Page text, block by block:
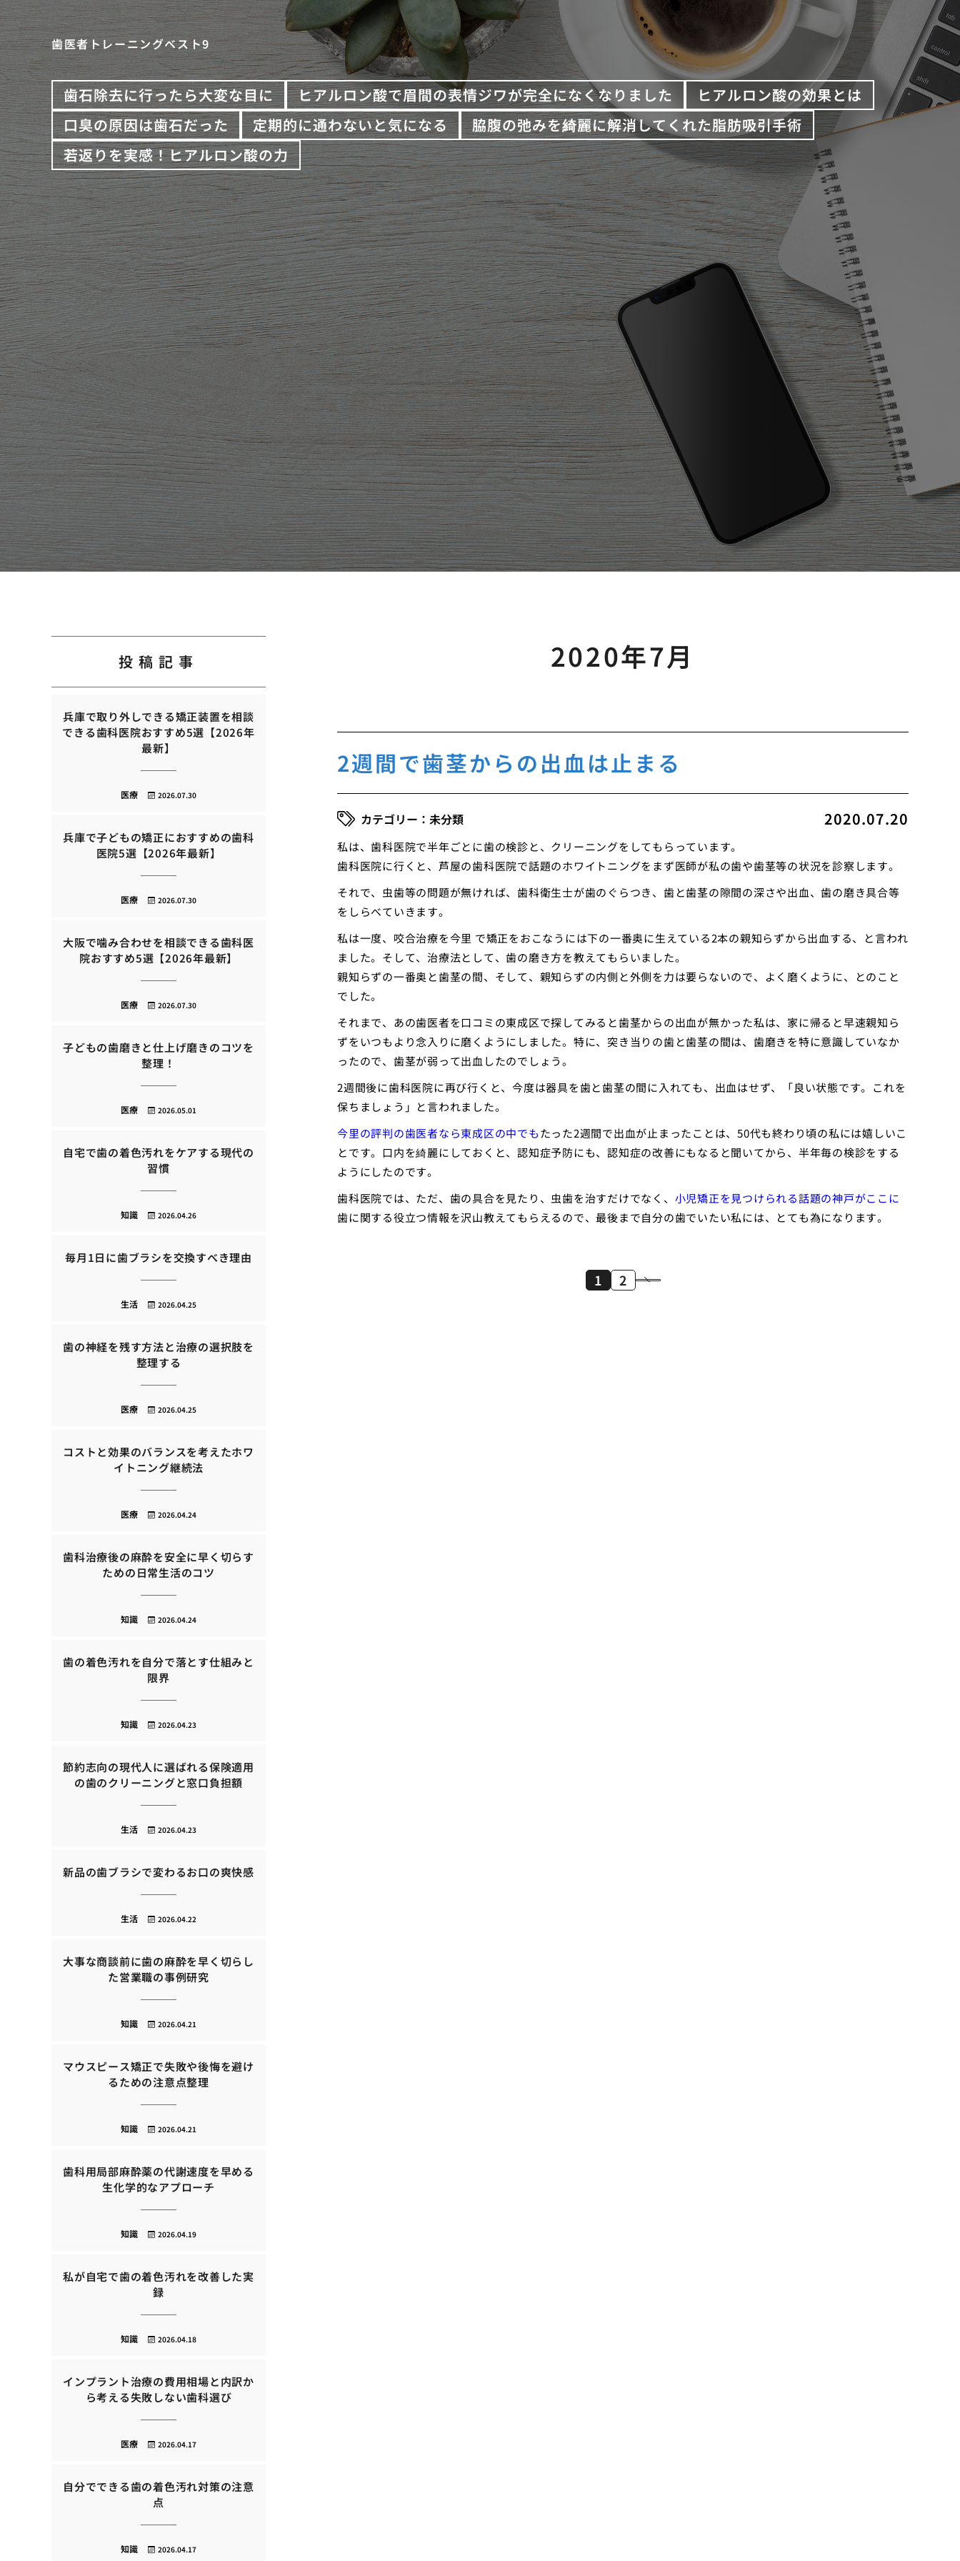
歯医者トレーニングベスト9
歯石除去に行ったら大変な目に ヒアルロン酸で眉間の表情ジワが完全になくなりました
ヒアルロン酸の効果とは
口臭の原因は歯石だった
定期的に通わないと気になる
脇腹の弛みを綺麗に解消してくれた脂肪吸引手術
若返りを実感！ヒアルロン酸の力
2020年7月
2週間で歯茎からの出血は止まる
2020.07.20
未分類
私は、歯科医院で半年ごとに歯の検診と、クリーニングをしてもらっています。
歯科医院に行くと、芦屋の歯科医院で話題のホワイトニングをまず医師が私の歯や歯茎等の状況を診察します。
それで、虫歯等の問題が無ければ、歯科衛生士が歯のぐらつき、歯と歯茎の隙間の深さや出血、歯の磨き具合等
をしらべていきます。
私は一度、咬合治療を今里 で矯正をおこなうには下の一番奥に生えている2本の親知らずから出血する、と言われ
ました。そして、治療法として、歯の磨き方を教えてもらいました。
親知らずの一番奥と歯茎の間、そして、親知らずの内側と外側を力は要らないので、よく磨くように、とのこと
でした。
それまで、あの歯医者を口コミの東成区で探してみると歯茎からの出血が無かった私は、家に帰ると早速親知ら
ずをいつもより念入りに磨くようにしました。特に、突き当りの歯と歯茎の間は、歯磨きを特に意識していなか
ったので、歯茎が弱って出血したのでしょう。
2週間後に歯科医院に再び行くと、今度は器具を歯と歯茎の間に入れても、出血はせず、「良い状態です。これを
保ちましょう」と言われました。
今里の評判の歯医者なら東成区の中でもたった2週間で出血が止まったことは、50代も終わり頃の私には嬉しいこ
とです。口内を綺麗にしておくと、認知症予防にも、認知症の改善にもなると聞いてから、半年毎の検診をする
ようにしたのです。
歯科医院では、ただ、歯の具合を見たり、虫歯を治すだけでなく、 小児矯正を見つけられる話題の神戸がここに
歯に関する役立つ情報を沢山教えてもらえるので、最後まで自分の歯でいたい私には、とても為になります。
1 2
投稿記事
兵庫で取り外しできる矯正装置を相談
できる歯科医院おすすめ5選【2026年
最新】
2026.07.30
医療
兵庫で子どもの矯正におすすめの歯科
医院5選【2026年最新】
2026.07.30
医療
大阪で噛み合わせを相談できる歯科医
院おすすめ5選【2026年最新】
2026.07.30
医療
子どもの歯磨きと仕上げ磨きのコツを
整理！
2026.05.01
医療
自宅で歯の着色汚れをケアする現代の
習慣
2026.04.26
知識
毎月1日に歯ブラシを交換すべき理由
2026.04.25
生活
歯の神経を残す方法と治療の選択肢を
整理する
2026.04.25
医療
コストと効果のバランスを考えたホワ
イトニング継続法
2026.04.24
医療
歯科治療後の麻酔を安全に早く切らす
ための日常生活のコツ
2026.04.24
知識
歯の着色汚れを自分で落とす仕組みと
限界
2026.04.23
知識
節約志向の現代人に選ばれる保険適用
の歯のクリーニングと窓口負担額
2026.04.23
生活
新品の歯ブラシで変わるお口の爽快感
2026.04.22
生活
大事な商談前に歯の麻酔を早く切らし
た営業職の事例研究
2026.04.21
知識
マウスピース矯正で失敗や後悔を避け
るための注意点整理
2026.04.21
知識
歯科用局部麻酔薬の代謝速度を早める
生化学的なアプローチ
2026.04.19
知識
私が自宅で歯の着色汚れを改善した実
録
2026.04.18
知識
インプラント治療の費用相場と内訳か
ら考える失敗しない歯科選び
2026.04.17
医療
自分でできる歯の着色汚れ対策の注意
点
2026.04.17
知識